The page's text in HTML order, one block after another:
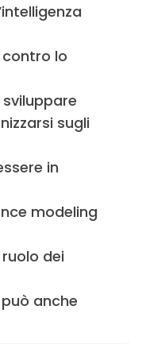
contro lo
sugli
in
modeling
dei
anche